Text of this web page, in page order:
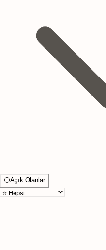
⚪Açık Olanlar